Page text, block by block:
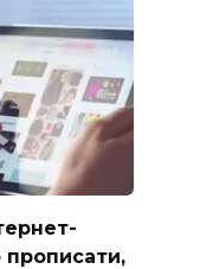
прописати,